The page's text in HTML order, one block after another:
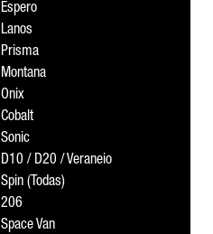
Espero
Lanos
Prisma
Montana
Onix
Cobalt
Sonic
D10 / D20 / Veraneio
Spin (Todas)
206
Space Van